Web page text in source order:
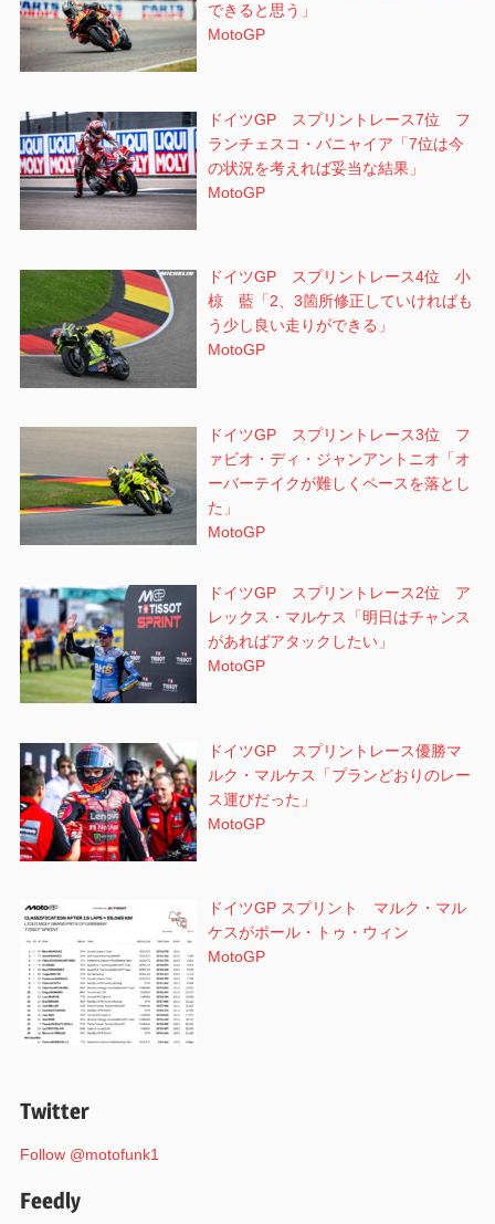
できると思う」
MotoGP
ドイツGP スプリントレース7位 フ
ランチェスコ・バニャイア「7位は今
の状況を考えれば妥当な結果」
MotoGP
ドイツGP スプリントレース4位 小
椋 藍「2、3箇所修正していければも
う少し良い走りができる」
MotoGP
ドイツGP スプリントレース3位 フ
ァビオ・ディ・ジャンアントニオ「オ
ーバーテイクが難しくペースを落とし
た」
MotoGP
ドイツGP スプリントレース2位 ア
レックス・マルケス「明日はチャンス
があればアタックしたい」
MotoGP
ドイツGP スプリントレース優勝マ
ルク・マルケス「プランどおりのレー
ス運びだった」
MotoGP
ドイツGP スプリント マルク・マル
ケスがポール・トゥ・ウィン
MotoGP
Twitter
Follow @motofunk1
Feedly